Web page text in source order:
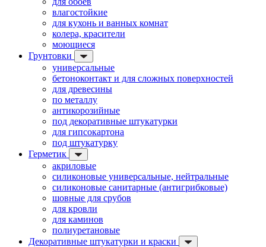
влагостойкие
для кухонь и ванных комнат
колера, красители
моющиеся
Грунтовки
универсальные
бетоноконтакт и для сложных поверхностей
для древесины
по металлу
антикорозийные
под декоративные штукатурки
для гипсокартона
под штукатурку
Герметик
акриловые
силиконовые универсальные, нейтральные
силиконовые санитарные (антигрибковые)
шовные для срубов
для кровли
для каминов
полиуретановые
Декоративные штукатурки и краски